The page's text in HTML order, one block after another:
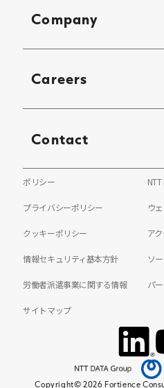
Company
Careers
Contact
ポリシー
プライバシーポリシー ウ
クッキーポリシー ア
情報セキュリティ基本方針 ソ
労働者派遣事業に関する情報 パ
サイトマップ
Copyright© 2026 Fortience